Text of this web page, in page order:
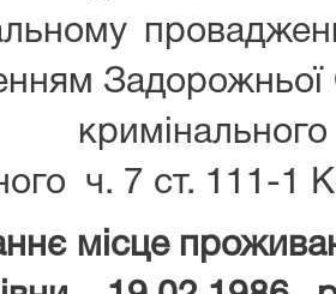
ч. 7 ст. 111-1
місце